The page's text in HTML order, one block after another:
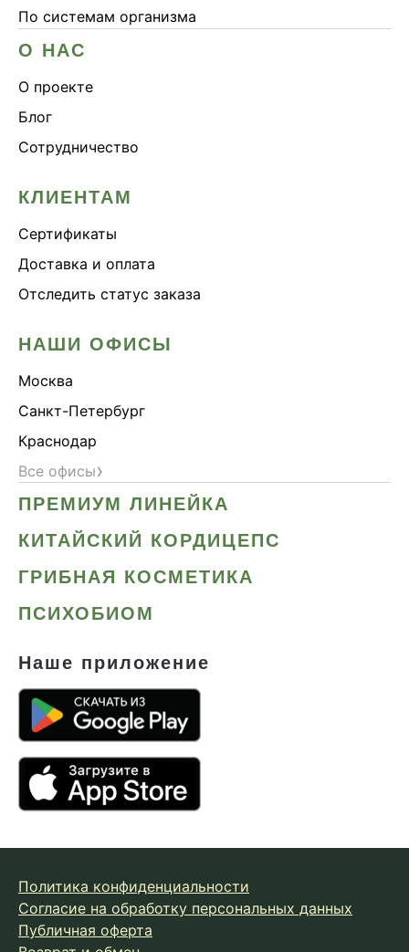
Лимонник китайский
Майтаке
Наборы
Натуральный антибиотик
Онколинейка
Острое зрение
Память
Поддержка иммунитета
Пробиотики Психобиом
Продуктивность
Противовирусное
Противовоспалительное
Расторопша
СДВГ
Снижение давления
Спокойствие и сон
Спортивное питание
Улучшение настроения
Чага
Энергия и выносливость
По системам организма
О НАС
О проекте
Блог
Сотрудничество
КЛИЕНТАМ
Сертификаты
Доставка и оплата
Отследить статус заказа
НАШИ ОФИСЫ
Москва
Санкт-Петербург
Краснодар
Все офисы›
ПРЕМИУМ ЛИНЕЙКА
КИТАЙСКИЙ КОРДИЦЕПС
ГРИБНАЯ КОСМЕТИКА
ПСИХОБИОМ
Наше приложение
Политика конфиденциальности
Согласие на обработку персональных данных
Публичная оферта